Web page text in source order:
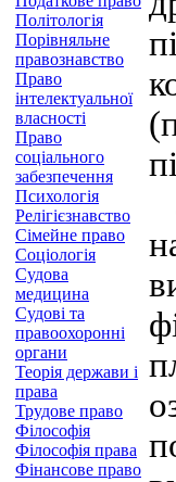
Політологія
Порівняльне
правознавство
Право
інтелектуальної
власності
Право
соціального
забезпечення
Психологія
Релігієзнавство
Сімейне право
Соціологія
Судова
медицина
Судові та
правоохоронні
органи
Теорія держави і
права
Трудове право
Філософія
Філософія права
Фінансове право